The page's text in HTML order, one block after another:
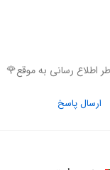
اطلاع رسانی به موقع🌹
ارسال پاسخ